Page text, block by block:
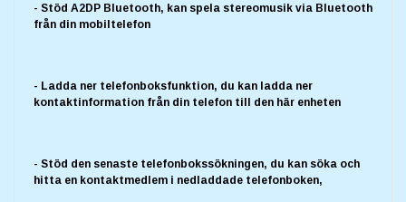
- Stöd A2DP Bluetooth, kan spela stereomusik via Bluetooth
från din mobiltelefon
- Ladda ner telefonboksfunktion, du kan ladda ner
kontaktinformation från din telefon till den här enheten
- Stöd den senaste telefonbokssökningen, du kan söka och
hitta en kontaktmedlem i nedladdade telefonboken,